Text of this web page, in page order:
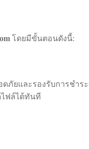
โดยมีขั้นตอนดังนี้:
ภัยและรองรับการชำร
ไฟล์ได้ทันที